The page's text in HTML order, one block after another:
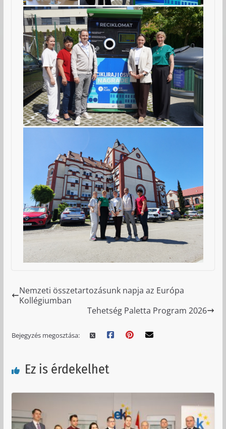
Nemzeti összetartozásunk napja az Európa
Kollégiumban
Tehetség Paletta Program 2026
Bejegyzés megosztása:
Ez is érdekelhet